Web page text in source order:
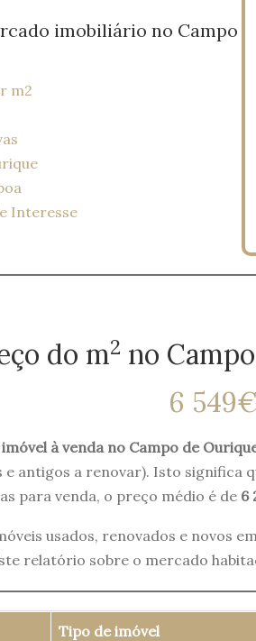
imobiliário no Campo
m2
Interesse
do m2 no
6
imóvel à venda no Campo de
antigos a renovar). Isto significa
para venda, o preço médio é de 6
usados, renovados e
relatório sobre o mercado
Tipo de imóvel